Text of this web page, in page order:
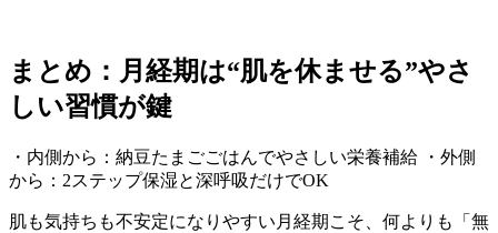
まとめ：月経期は“肌を休ませる”やさ
しい習慣が鍵
・内側から：納豆たまごごはんでやさしい栄養補給 ・外側
から：2ステップ保湿と深呼吸だけでOK
肌も気持ちも不安定になりやすい月経期こそ、何よりも「無